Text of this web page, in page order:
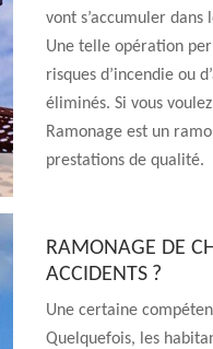
vont s’accumuler
Une telle opération
risques d’incendie ou
éliminés. Si vous
Ramonage est un
prestations de qualité.
RAMONAGE DE
ACCIDENTS ?
Une certaine
Quelquefois, les